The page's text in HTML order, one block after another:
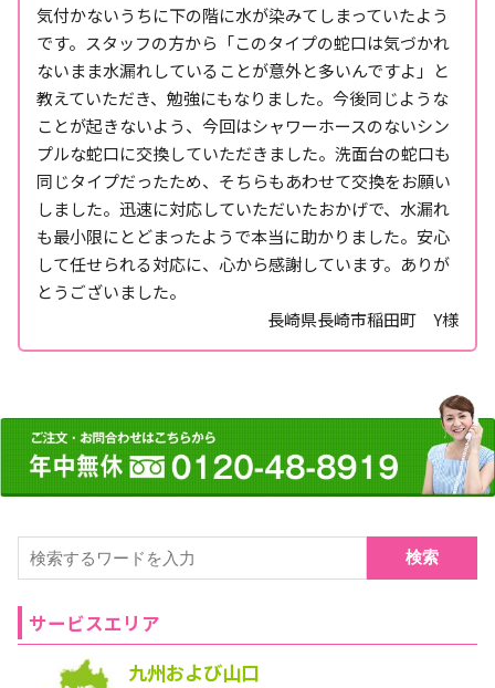
気付かないうちに下の階に水が染みてしまっていたよう
です。スタッフの方から「このタイプの蛇口は気づかれ
ないまま水漏れしていることが意外と多いんですよ」と
教えていただき、勉強にもなりました。今後同じような
ことが起きないよう、今回はシャワーホースのないシン
プルな蛇口に交換していただきました。洗面台の蛇口も
同じタイプだったため、そちらもあわせて交換をお願い
しました。迅速に対応していただいたおかげで、水漏れ
も最小限にとどまったようで本当に助かりました。安心
して任せられる対応に、心から感謝しています。ありが
とうございました。
長崎県長崎市稲田町 Y様
検索
サービスエリア
九州および山口